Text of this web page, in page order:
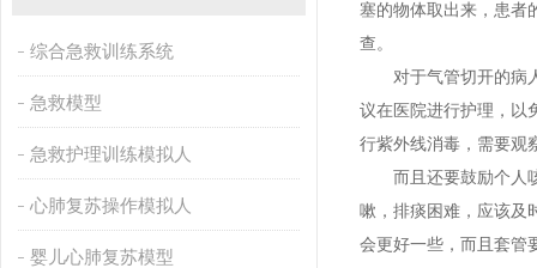
综合急救训练系统
急救模型
急救护理训练模拟人
心肺复苏操作模拟人
婴儿心肺复苏模型
塞的物体取出来，患者
查。
对于气管切开的病人
议在医院进行护理，以
行紫外线消毒，需要观
而且还要鼓励个人咳
嗽，排痰困难，应该及
会更好一些，而且套管